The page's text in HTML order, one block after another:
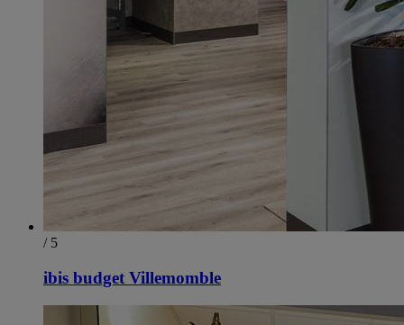
/ 5
ibis budget Villemomble